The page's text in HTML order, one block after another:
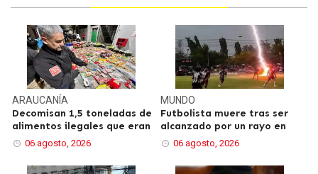
ARAUCANÍA
Decomisan 1,5 toneladas de
alimentos ilegales que eran
06 agosto, 2026
MUNDO
Futbolista muere tras ser
alcanzado por un rayo en
06 agosto, 2026